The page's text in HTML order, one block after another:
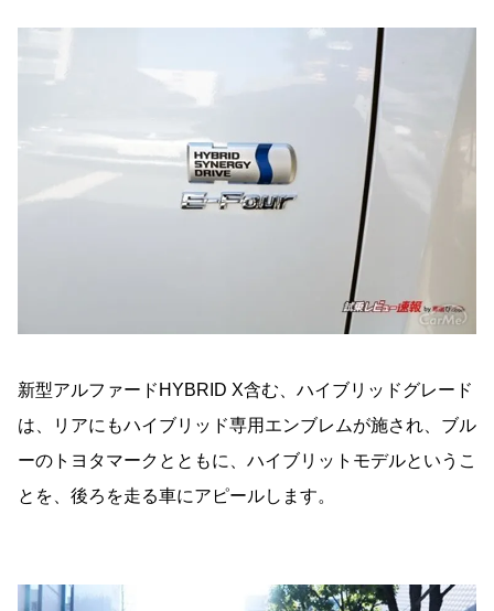
新型アルファードHYBRID X含む、ハイブリッドグレード
は、リアにもハイブリッド専用エンブレムが施され、ブル
ーのトヨタマークとともに、ハイブリットモデルというこ
とを、後ろを走る車にアピールします。